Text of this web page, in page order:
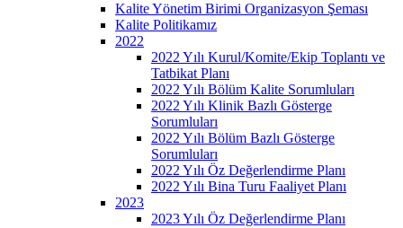
Kalite Yönetim Birimi Organizasyon Şeması
Kalite Politikamız
2022
2022 Yılı Kurul/Komite/Ekip Toplantı ve
Tatbikat Planı
2022 Yılı Bölüm Kalite Sorumluları
2022 Yılı Klinik Bazlı Gösterge
Sorumluları
2022 Yılı Bölüm Bazlı Gösterge
Sorumluları
2022 Yılı Öz Değerlendirme Planı
2022 Yılı Bina Turu Faaliyet Planı
2023
2023 Yılı Öz Değerlendirme Planı